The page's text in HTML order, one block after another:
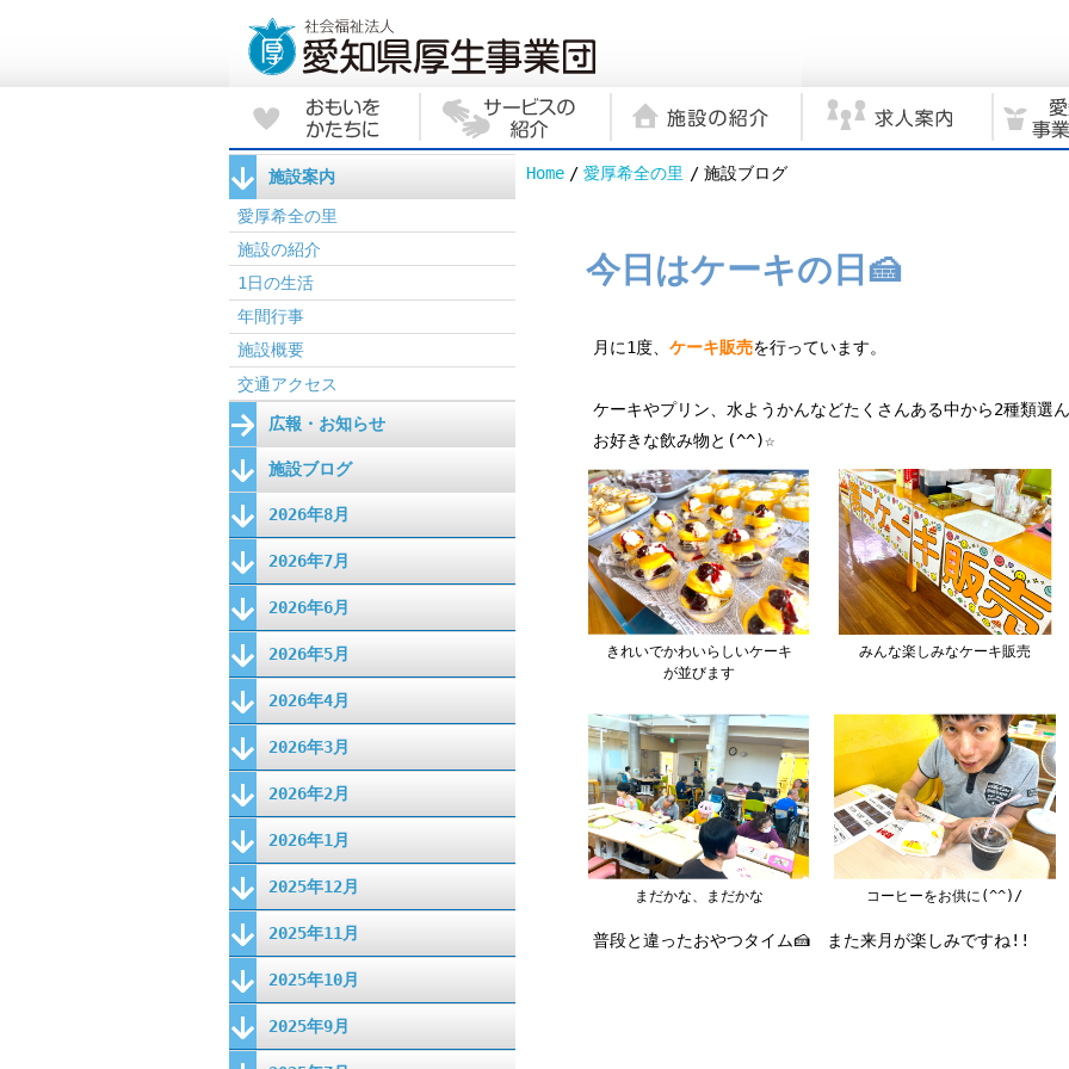
Home 愛厚希全の里 施設ブログ
今日はケーキの日🍰
月に1度、ケーキ販売を行っています。
ケーキやプリン、水ようかんなどたくさんある中から2種類選
お好きな飲み物と(^^)☆
きれいでかわいらしいケーキ
が並びます
みんな楽しみなケーキ販売
まだかな、まだかな コーヒーをお供に(^^)/
普段と違ったおやつタイム🍰 また来月が楽しみですね!!
施設案内
愛厚希全の里
施設の紹介
1日の生活
年間行事
施設概要
交通アクセス
広報・お知らせ
施設ブログ
2026年8月
2026年7月
2026年6月
2026年5月
2026年4月
2026年3月
2026年2月
2026年1月
2025年12月
2025年11月
2025年10月
2025年9月